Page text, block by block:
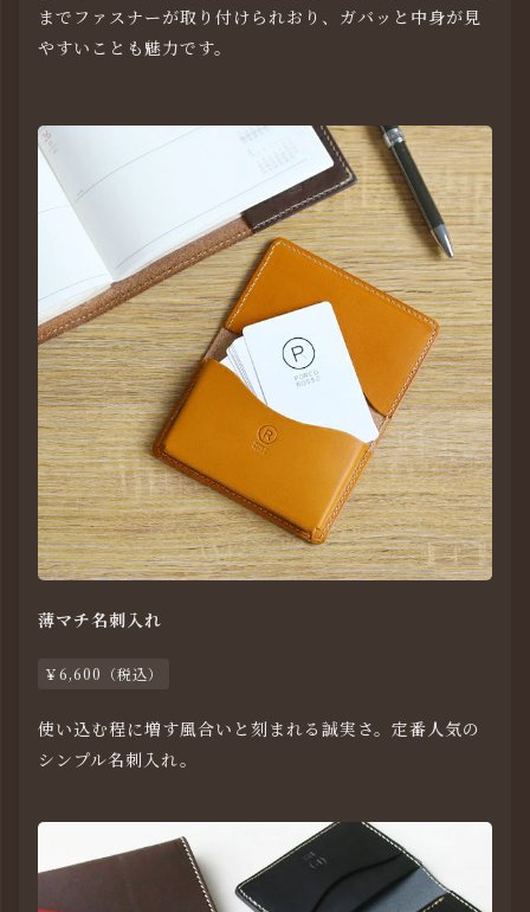
までファスナーが取り付けられおり、ガバッと中身が見
やすいことも魅力です。
薄マチ名刺入れ
￥6,600（税込）
使い込む程に増す風合いと刻まれる誠実さ。定番人気の
シンプル名刺入れ。